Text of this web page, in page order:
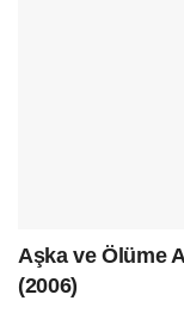
Aşka ve Ölüme
(2006)